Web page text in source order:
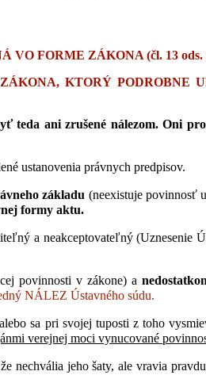
FORME ZÁKONA (čl. 13 ods.
KTORÝ PODROBNE
teda ani zrušené nálezom. Oni
ustanovenia právnych predpisov.
základu (neexistuje povinnosť
formy aktu.
a neakceptovateľný (Uznesenie
povinnosti v zákone) a
NÁLEZ Ústavného súdu.
sa pri svojej tuposti z toho
verejnej moci vynucované
nechvália jeho šaty, ale vravia